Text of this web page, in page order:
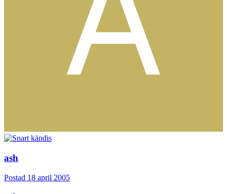
ash
Postad 18 april 2005